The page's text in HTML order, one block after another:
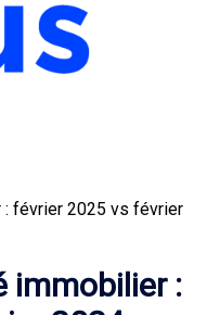
: février 2025 vs février
immobilier :